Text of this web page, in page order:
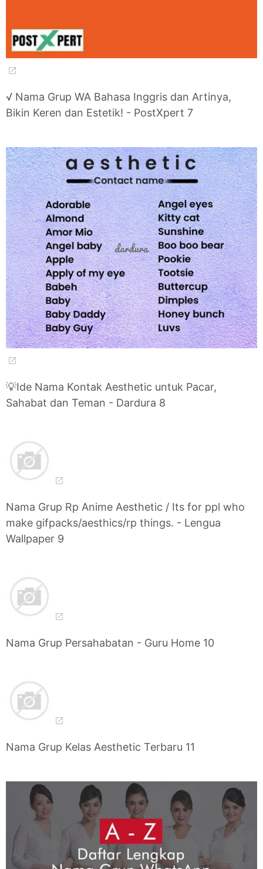
√ Nama Grup WA Bahasa Inggris dan Artinya,
Bikin Keren dan Estetik! - PostXpert 7
💡Ide Nama Kontak Aesthetic untuk Pacar,
Sahabat dan Teman - Dardura 8
Nama Grup Rp Anime Aesthetic / Its for ppl who
make gifpacks/aesthics/rp things. - Lengua
Wallpaper 9
Nama Grup Persahabatan - Guru Home 10
Nama Grup Kelas Aesthetic Terbaru 11